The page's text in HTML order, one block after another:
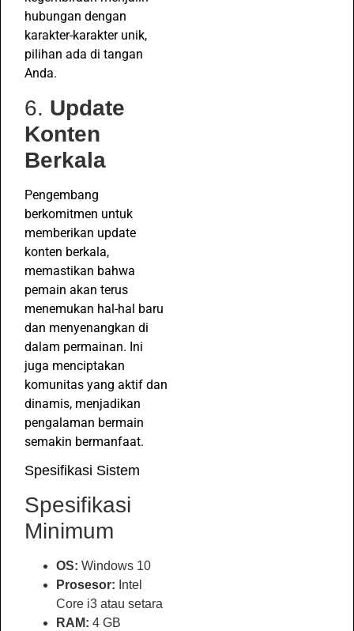
hubungan dengan
karakter-karakter unik,
pilihan ada di tangan
Anda.
6. Update
Konten
Berkala
Pengembang
berkomitmen untuk
memberikan update
konten berkala,
memastikan bahwa
pemain akan terus
menemukan hal-hal baru
dan menyenangkan di
dalam permainan. Ini
juga menciptakan
komunitas yang aktif dan
dinamis, menjadikan
pengalaman bermain
semakin bermanfaat.
Spesifikasi Sistem
Spesifikasi
Minimum
OS: Windows 10
Prosesor: Intel
Core i3 atau setara
RAM: 4 GB